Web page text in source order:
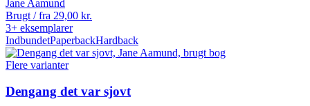
Jane Aamund
Brugt / fra 29,00 kr.
3+ eksemplarer
IndbundetPaperbackHardback
Flere varianter
Dengang det var sjovt